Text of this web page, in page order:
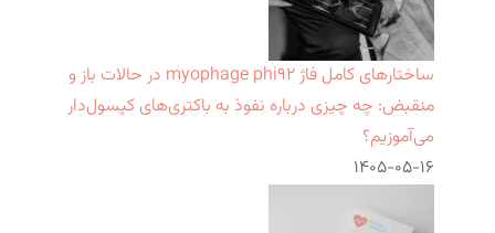
ساختارهای کامل فاژ myophage phi۹۲ در حالات باز و
منقبض: چه چیزی درباره نفوذ به باکتری‌های کپسول‌دار
می‌آموزیم؟
۱۴۰۵-۰۵-۱۶